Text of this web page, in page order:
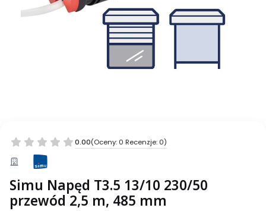
0.00(Oceny: 0 Recenzje: 0)
Simu Napęd T3.5 13/10 230/50
przewód 2,5 m, 485 mm